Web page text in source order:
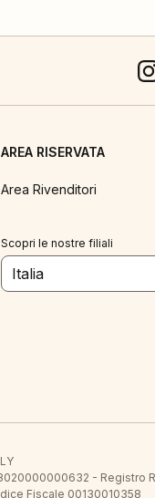
AREA RISERVATA
Area Rivenditori
Scopri le nostre filiali
Italia
- Registro
Fiscale 00130010358